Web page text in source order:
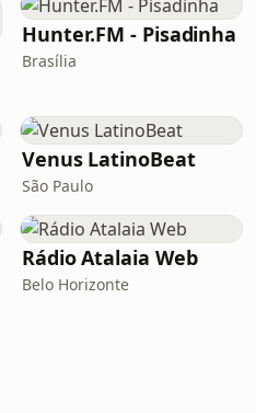
Hunter.FM - Pisadinha
Brasília
Venus LatinoBeat
São Paulo
Rádio Atalaia Web
Belo Horizonte